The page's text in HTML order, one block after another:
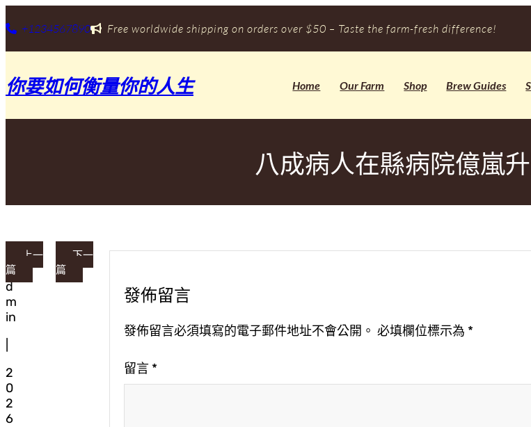
至
要
容
+1234567890 Free worldwide shipping on orders over $50 – Taste the farm-fresh difference!
你要如何衡量你的人生 Home Our Farm Shop Brew Guides
八成病人在縣病院億嵐
a
d
m
in
2
0
2
6
上一
篇
下一
篇
發佈留言
發佈留言必須填寫的電子郵件地址不會公開。 必填欄位標示為 *
留言 *